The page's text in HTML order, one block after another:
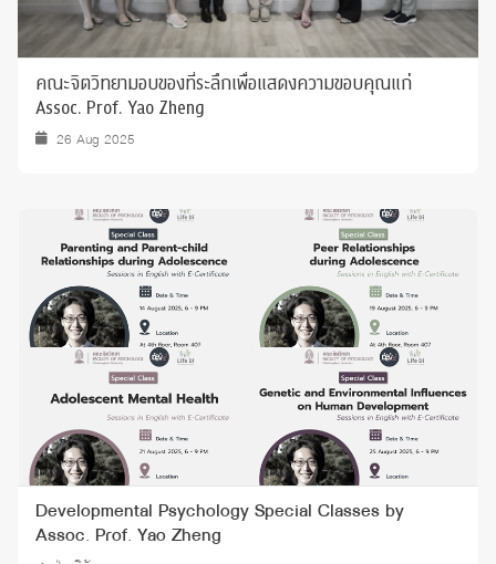
คณะจิตวิทยามอบของที่ระลึกเพื่อแสดงความขอบคุณแก่
Assoc. Prof. Yao Zheng
26 Aug 2025
Developmental Psychology Special Classes by
Assoc. Prof. Yao Zheng